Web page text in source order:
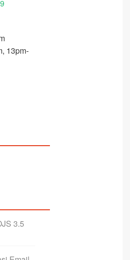
13pm-
3.5